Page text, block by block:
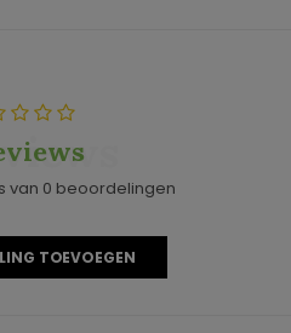
van 0 beoordelingen
TOEVOEGEN